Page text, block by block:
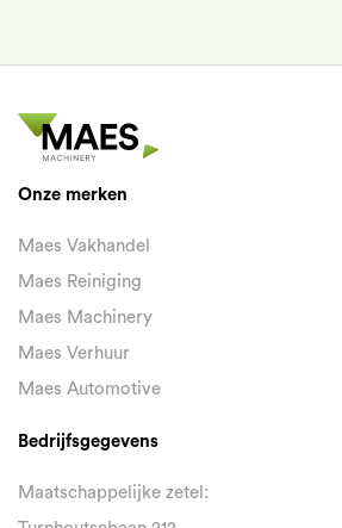
Onze merken
Maes Vakhandel
Maes Reiniging
Maes Machinery
Maes Verhuur
Maes Automotive
Bedrijfsgegevens
Maatschappelijke zetel: